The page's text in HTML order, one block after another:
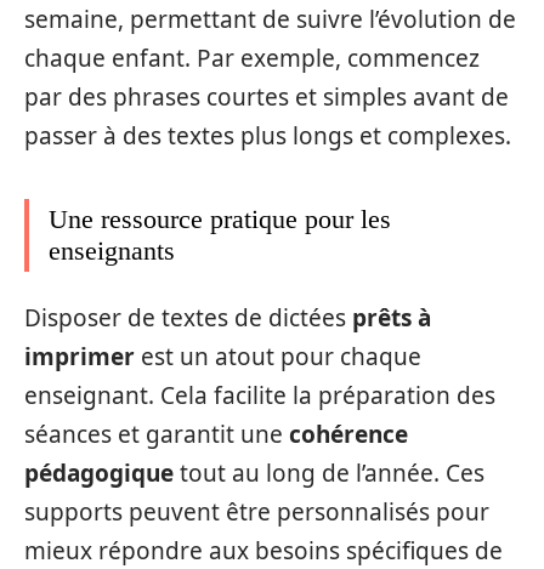
semaine, permettant de suivre l’évolution de
chaque enfant. Par exemple, commencez
par des phrases courtes et simples avant de
passer à des textes plus longs et complexes.
Une ressource pratique pour les
enseignants
Disposer de textes de dictées prêts à
imprimer est un atout pour chaque
enseignant. Cela facilite la préparation des
séances et garantit une cohérence
pédagogiquetout au long de l’année. Ces
supports peuvent être personnalisés pour
mieux répondre aux besoins spécifiques de